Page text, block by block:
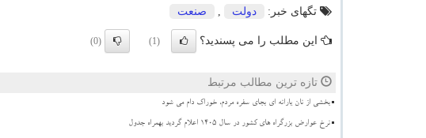
تگهای خبر: دولت صنعت
این مطلب را می پسندید؟ (1)
(0)
تازه ترین مطالب مرتبط
بخشی از نان یارانه ای بجای سفره مردم، خوراک دام می شود
نرخ عوارض بزرگراه های کشور در سال ۱۴۰۵ اعلام گردید بهمراه جدول